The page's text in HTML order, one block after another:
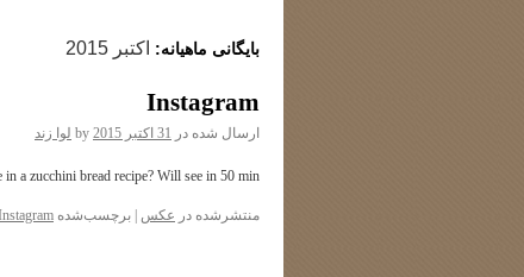
نوشته‌ها
بایگانی ماهیانه: اکتبر 2015
Instagram
ارسال شده در 31 اکتبر 2015 by لوا زند
a zucchini bread recipe? Will see in 50 min!
منتشرشده در عکس برچسب‌شده